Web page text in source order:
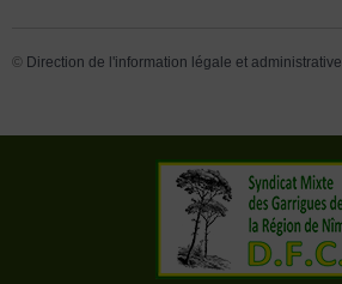
© Direction de l'information légale et administrative